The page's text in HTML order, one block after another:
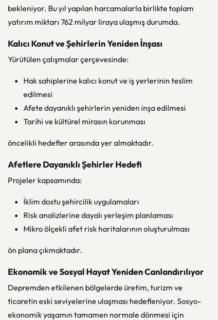
bekleniyor. Bu yıl yapılan harcamalarla birlikte toplam
yatırım miktarı 762 milyar liraya ulaşmış durumda.
Kalıcı Konut ve Şehirlerin Yeniden İnşası
Yürütülen çalışmalar çerçevesinde:
Hak sahiplerine kalıcı konut ve iş yerlerinin teslim
edilmesi
Afete dayanıklı şehirlerin yeniden inşa edilmesi
Tarihi ve kültürel mirasın korunması
öncelikli hedefler arasında yer almaktadır.
Afetlere Dayanıklı Şehirler Hedefi
Projeler kapsamında:
İklim dostu şehircilik uygulamaları
Risk analizlerine dayalı yerleşim planlaması
Mikro ölçekli afet risk haritalarının oluşturulması
ön plana çıkmaktadır.
Ekonomik ve Sosyal Hayat Yeniden Canlandırılıyor
Depremden etkilenen bölgelerde üretim, turizm ve
ticaretin eski seviyelerine ulaşması hedefleniyor. Sosyo-
ekonomik yaşamın tamamen normale dönmesi için